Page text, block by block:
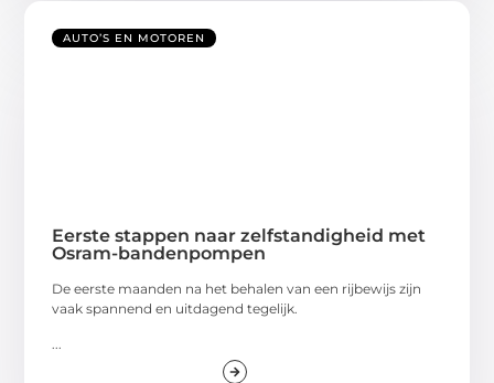
AUTO’S EN MOTOREN
Eerste stappen naar zelfstandigheid met
Osram-bandenpompen
De eerste maanden na het behalen van een rijbewijs zijn
vaak spannend en uitdagend tegelijk.
...